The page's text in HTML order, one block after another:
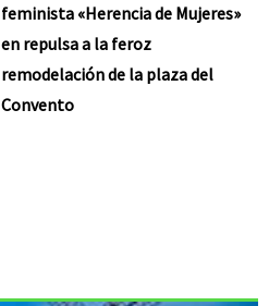
feminista «Herencia de Mujeres»
en repulsa a la feroz
remodelación de la plaza del
Convento